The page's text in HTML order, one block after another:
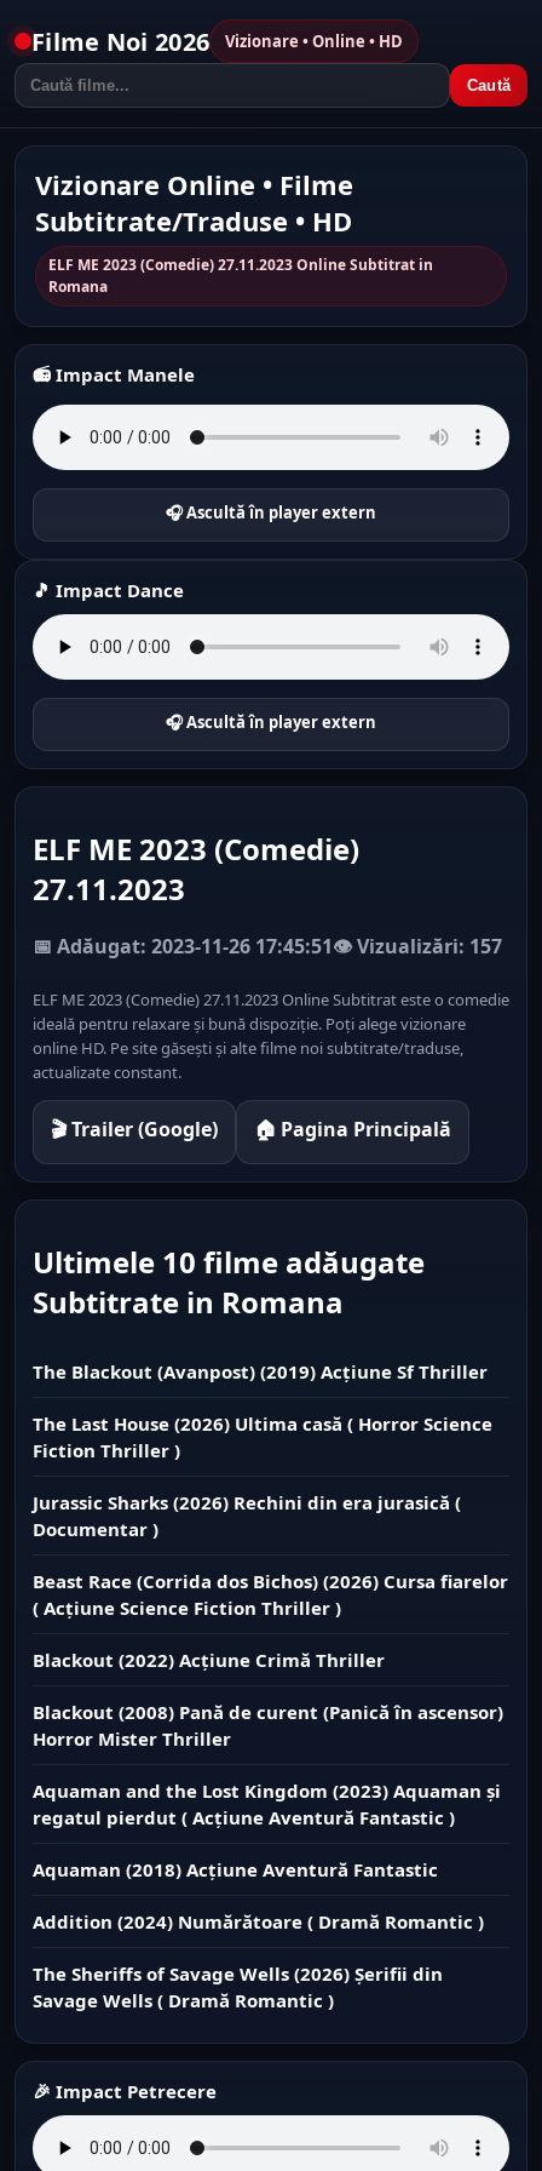
Filme Noi 2026 Vizionare • Online • HD
Caută
Vizionare Online • Filme
Subtitrate/Traduse • HD
ELF ME 2023 (Comedie) 27.11.2023 Online Subtitrat in
Romana
📻 Impact Manele
🎧 Ascultă în player extern
🎵 Impact Dance
🎧 Ascultă în player extern
ELF ME 2023 (Comedie)
27.11.2023
📅 Adăugat: 2023-11-26 17:45:51👁️ Vizualizări: 157
ELF ME 2023 (Comedie) 27.11.2023 Online Subtitrat este o comedie
ideală pentru relaxare și bună dispoziție. Poți alege vizionare
online HD. Pe site găsești și alte filme noi subtitrate/traduse,
actualizate constant.
🎬 Trailer (Google) 🏠 Pagina Principală
Ultimele 10 filme adăugate
Subtitrate in Romana
The Blackout (Avanpost) (2019) Acțiune Sf Thriller
The Last House (2026) Ultima casă ( Horror Science
Fiction Thriller )
Jurassic Sharks (2026) Rechini din era jurasică (
Documentar )
Beast Race (Corrida dos Bichos) (2026) Cursa fiarelor
( Acțiune Science Fiction Thriller )
Blackout (2022) Acțiune Crimă Thriller
Blackout (2008) Pană de curent (Panică în ascensor)
Horror Mister Thriller
Aquaman and the Lost Kingdom (2023) Aquaman și
regatul pierdut ( Acțiune Aventură Fantastic )
Aquaman (2018) Acțiune Aventură Fantastic
Addition (2024) Numărătoare ( Dramă Romantic )
The Sheriffs of Savage Wells (2026) Șerifii din
Savage Wells ( Dramă Romantic )
🎉 Impact Petrecere